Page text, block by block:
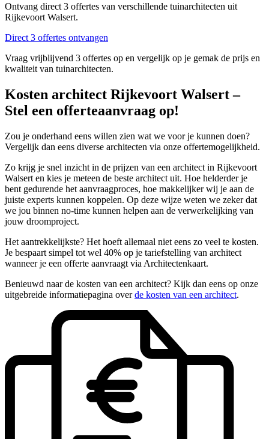
Ontvang direct 3 offertes van verschillende tuinarchitecten uit
Rijkevoort Walsert.
Direct 3 offertes ontvangen
Vraag vrijblijvend 3 offertes op en vergelijk op je gemak de prijs en
kwaliteit van tuinarchitecten.
Kosten architect Rijkevoort Walsert –
Stel een offerteaanvraag op!
Zou je onderhand eens willen zien wat we voor je kunnen doen?
Vergelijk dan eens diverse architecten via onze offertemogelijkheid.
Zo krijg je snel inzicht in de prijzen van een architect in Rijkevoort
Walsert en kies je meteen de beste architect uit. Hoe helderder je
bent gedurende het aanvraagproces, hoe makkelijker wij je aan de
juiste experts kunnen koppelen. Op deze wijze weten we zeker dat
we jou binnen no-time kunnen helpen aan de verwerkelijking van
jouw droomproject.
Het aantrekkelijkste? Het hoeft allemaal niet eens zo veel te kosten.
Je bespaart simpel tot wel 40% op je tariefstelling van architect
wanneer je een offerte aanvraagt via Architectenkaart.
Benieuwd naar de kosten van een architect? Kijk dan eens op onze
uitgebreide informatiepagina overde kosten van een architect.